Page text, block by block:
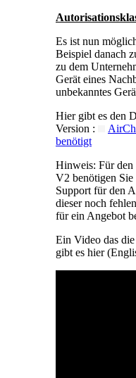
Es ist nun
Beispiel danach
zu dem
Gerät eines
unbekanntes
Hier gibt es den
Version :
benötigt
Hinweis: Für
V2 benötigen
Support für den
dieser noch
für ein Angebot
Ein Video das
gibt es hier